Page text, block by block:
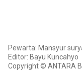
Pewarta: Mansyur
Editor: Bayu Kuncahyo
Copyright © ANTARA